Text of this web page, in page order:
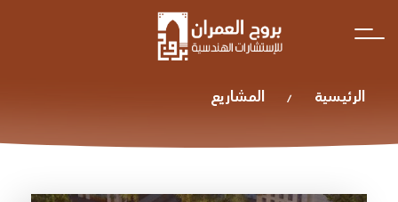
content
الرئيسية المشاريع